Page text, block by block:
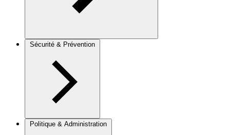
Sécurité & Prévention
Politique & Administration